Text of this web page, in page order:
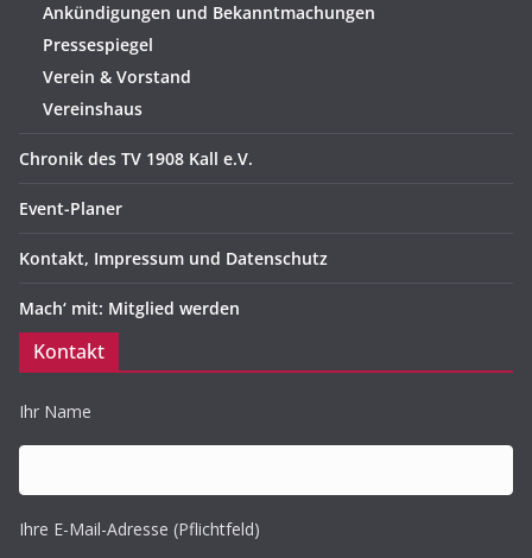
Ankündigungen und Bekanntmachungen
Pressespiegel
Verein & Vorstand
Vereinshaus
Chronik des TV 1908 Kall e.V.
Event-Planer
Kontakt, Impressum und Datenschutz
Mach‘ mit: Mitglied werden
Kontakt
Ihr Name
Ihre E-Mail-Adresse (Pflichtfeld)